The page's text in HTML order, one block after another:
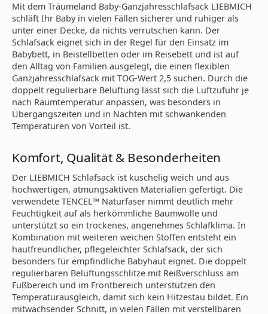
Mit dem Träumeland Baby-Ganzjahresschlafsack LIEBMICH
schläft Ihr Baby in vielen Fällen sicherer und ruhiger als
unter einer Decke, da nichts verrutschen kann. Der
Schlafsack eignet sich in der Regel für den Einsatz im
Babybett, in Beistellbetten oder im Reisebett und ist auf
den Alltag von Familien ausgelegt, die einen flexiblen
Ganzjahresschlafsack mit TOG-Wert 2,5 suchen. Durch die
doppelt regulierbare Belüftung lässt sich die Luftzufuhr je
nach Raumtemperatur anpassen, was besonders in
Übergangszeiten und in Nächten mit schwankenden
Temperaturen von Vorteil ist.
Komfort, Qualität & Besonderheiten
Der LIEBMICH Schlafsack ist kuschelig weich und aus
hochwertigen, atmungsaktiven Materialien gefertigt. Die
verwendete TENCEL™ Naturfaser nimmt deutlich mehr
Feuchtigkeit auf als herkömmliche Baumwolle und
unterstützt so ein trockenes, angenehmes Schlafklima. In
Kombination mit weiteren weichen Stoffen entsteht ein
hautfreundlicher, pflegeleichter Schlafsack, der sich
besonders für empfindliche Babyhaut eignet. Die doppelt
regulierbaren Belüftungsschlitze mit Reißverschluss am
Fußbereich und im Frontbereich unterstützen den
Temperaturausgleich, damit sich kein Hitzestau bildet. Ein
mitwachsender Schnitt, in vielen Fällen mit verstellbaren